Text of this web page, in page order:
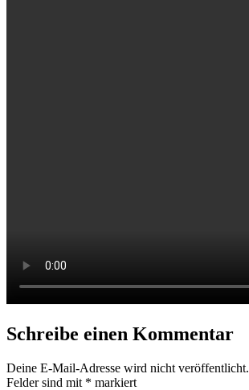
Schreibe einen Kommentar
Deine E-Mail-Adresse wird nicht veröffentlicht.
Felder sind mit * markiert